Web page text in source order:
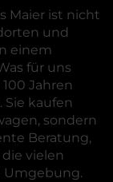
Maier ist nicht
und
einem
für uns
Jahren
kaufen
sondern
Beratung,
vielen
Umgebung.